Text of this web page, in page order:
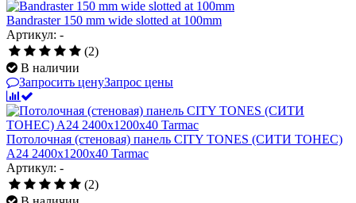
Bandraster 150 mm wide slotted at 100mm
Артикул: -
(2)
В наличии
Запросить ценуЗапрос цены
Потолочная (стеновая) панель CITY TONES (CИТИ ТОНЕС)
A24 2400x1200x40 Tarmac
Артикул: -
(2)